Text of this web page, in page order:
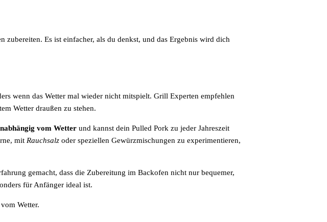
Es ist einfacher, als du denkst, und das Ergebnis wird dich
wenn das Wetter mal wieder nicht mitspielt. Grill Experten empfehlen
Wetter draußen zu stehen.
vom Wetter und kannst dein Pulled Pork zu jeder Jahreszeit
mit Rauchsalz oder speziellen Gewürzmischungen zu experimentieren,
gemacht, dass die Zubereitung im Backofen nicht nur bequemer,
für Anfänger ideal ist.
Wetter.